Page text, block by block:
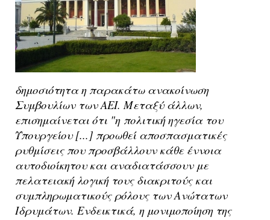
δημοσιότητα η παρακάτω ανακοίνωση
Συμβουλίων των ΑΕΙ. Μεταξύ άλλων,
επισημαίνεται ότι "ηπολιτική ηγεσία του
Υπουργείου [...] προωθεί αποσπασματικές
ρυθμίσεις που προσβάλλουν κάθε έννοια
αυτοδιοίκητου και αναδιατάσσουν με
πελατειακή λογική τους διακριτούς και
συμπληρωματικούς ρόλους των Ανώτατων
Ιδρυμάτων. Ενδεικτικά, η μονιμοποίηση της